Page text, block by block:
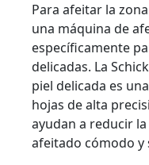
Para afeitar la
una máquina de
específicamente
delicadas. La
piel delicada es
hojas de alta
ayudan a reducir
afeitado cómodo y